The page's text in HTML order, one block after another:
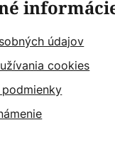
údajov
cookies